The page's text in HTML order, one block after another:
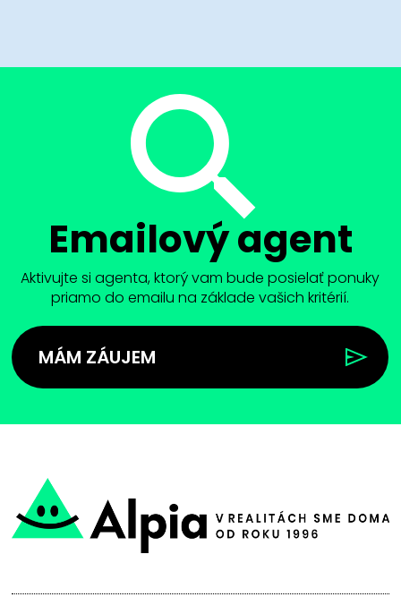
Emailový agent
Aktivujte si agenta, ktorý vam bude posielať ponuky
priamo do emailu na základe vašich kritérií.
MÁM ZÁUJEM